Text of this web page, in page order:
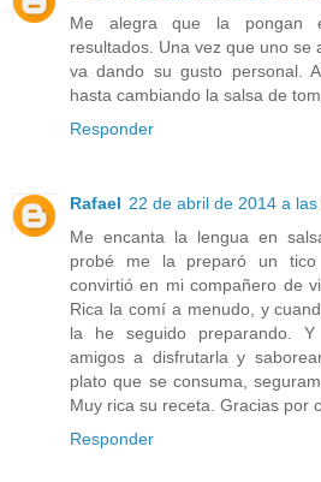
Me alegra que la pongan
resultados. Una vez que uno se
va dando su gusto personal.
hasta cambiando la salsa de
Responder
Rafael 22 de abril de 2014 a
Me encanta la lengua en
probé me la preparó un
convirtió en mi compañero de
Rica la comí a menudo, y
la he seguido preparando.
amigos a disfrutarla y
plato que se consuma,
Muy rica su receta. Gracias por
Responder